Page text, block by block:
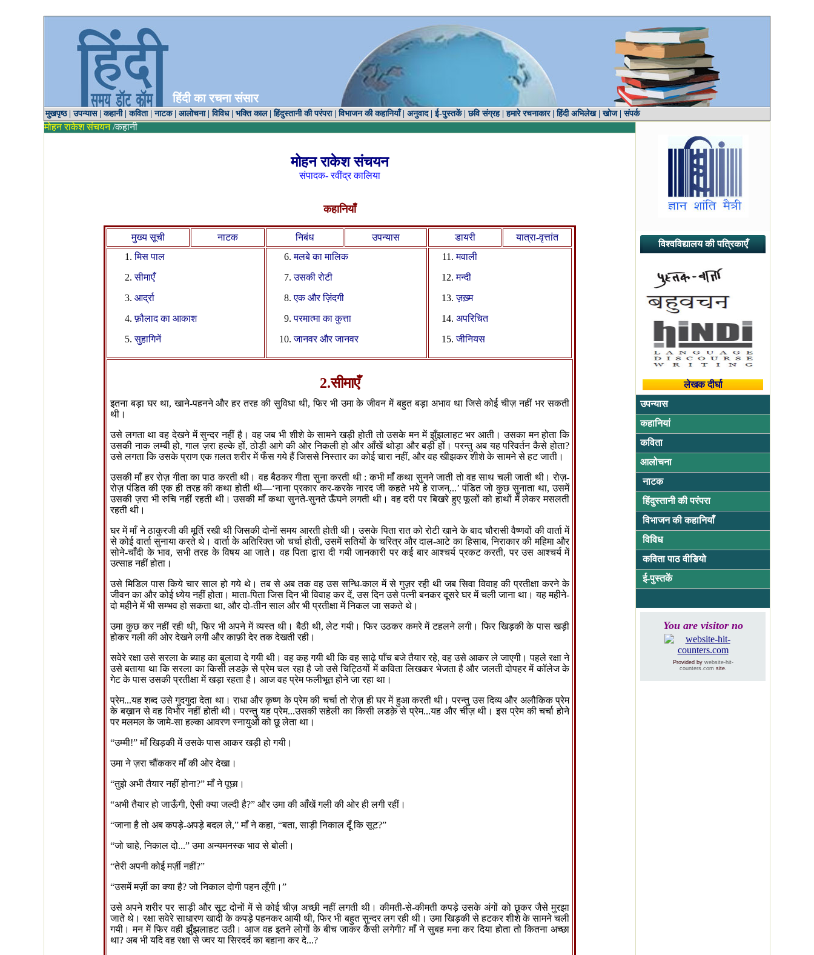
हिंदी का रचना संसार
मुखपृष्ठ|उपन्यास|कहानी|कविता|नाटक| आलोचना|विविध| भक्ति काल|हिंदुस्तानी की परंपरा|विभाजन की कहानियाँ| अनुवाद|ई-पुस्तकें|छवि संग्रह|हमारे रचनाकार|हिंदी अभिलेख|खोज|संपर्क
मोहन राकेश संचयन /कहानी
विश्वविद्यालय की पत्रिकाएँ
लेखक दीर्घा
उपन्यास
कहानियां
कविता
आलोचना
नाटक
हिंदुस्तानी की परंपरा
विभाजन की कहानियाँ
विविध
कविता पाठ वीडियो
ई-पुस्तकें
You are visitor no
Provided by website-hit-
counters.com site.
मोहन राकेश संचयन
संपादक- रवींद्र कालिया
कहानियाँ
मुख्य सूची नाटक निबंध उपन्यास डायरी
यात्रा-वृत्तांत
मिस पाल
सीमाएँ
आर्द्रा
फ़ौलादका आकाश
सुहागिनें
मलबे का मालिक
उसकी रोटी
एक और ज़िंदगी
परमात्मा का कुत्ता
जानवर और जानवर
मवाली
मन्दी
ज़ख़्म
अपरिचित
जीनियस
2.सीमाएँ
इतना बड़ा घर था,खाने-पहनने और हर तरह की सुविधा थी,फिर भी उमा के जीवन में बहुत बड़ा अभाव था जिसे कोई चीज़ नहीं भर सकती
थी।
उसे लगता था वह देखने में सुन्दर नहीं है। वह जब भी शीशे के सामने खड़ी होती तो उसके मन में झुँझलाहट भर आती। उसका मन होता कि
उसकी नाक लम्बी हो,गाल ज़रा हल्के हों,ठोड़ी आगे की ओर निकली हो और आँखें थोड़ा और बड़ी हों। परन्तु अब यह परिवर्तन कैसे होता?
उसे लगता कि उसके प्राण एक ग़लत शरीर में फँस गये हैं जिससे निस्तार का कोई चारा नहीं, और वह खीझकर शीशे के सामने से हट जाती।
उसकी माँ हर रोज़ गीता का पाठ करती थी। वह बैठकर गीता सुना करती थी : कभी माँ कथा सुनने जाती तो वह साथ चली जाती थी। रोज़-
रोज़ पंडित की एक ही तरह की कथा होती थी—‘नाना प्रकार कर-करके नारद जी कहते भये हे राजन्‌...’पंडित जो कुछ सुनाता था,उसमें
उसकी ज़रा भी रुचि नहीं रहती थी। उसकी माँ कथा सुनते-सुनते ऊँघने लगती थी। वह दरी पर बिखरे हुए फूलों को हाथों में लेकर मसलती
रहती थी।
घर में माँ ने ठाकुरजी की मूर्ति रखी थी जिसकी दोनों समय आरती होती थी। उसके पिता रात को रोटी खाने के बाद चौरासी वैष्णवों की वार्ता में
से कोई वार्ता सुनाया करते थे। वार्ता के अतिरिक्त जो चर्चा होती,उसमें सतियों के चरित्र और दाल-आटे का हिसाब,निराकार की महिमा और
सोने-चाँदी के भाव,सभी तरह के विषय आ जाते। वह पिता द्वारा दी गयी जानकारी पर कई बार आश्चर्य प्रकट करती,पर उस आश्चर्य में
उत्साह नहीं होता।
उसे मिडिल पास किये चार साल हो गये थे। तब से अब तक वह उस सन्धि-काल में से गुज़र रही थी जब सिवा विवाह की प्रतीक्षा करने के
जीवन का और कोई ध्येय नहीं होता। माता-पिता जिस दिन भी विवाह कर दें,उस दिन उसे पत्नी बनकर दूसरे घर में चली जाना था। यह महीने-
दो महीने में भी सम्भव हो सकता था, और दो-तीन साल और भी प्रतीक्षा में निकल जा सकते थे।
उमा कुछ कर नहीं रही थी,फिर भी अपने में व्यस्त थी। बैठी थी,लेट गयी। फिर उठकर कमरे में टहलने लगी। फिर खिड़की के पास खड़ी
होकर गली की ओर देखने लगी और काफ़ी देर तक देखती रही।
सवेरे रक्षा उसे सरला के ब्याह का बुलावा दे गयी थी। वह कह गयी थी कि वह साढ़े पाँच बजे तैयार रहे,वह उसे आकर ले जाएगी। पहले रक्षा ने
उसे बताया था कि सरला का किसी लडक़े से प्रेम चल रहा है जो उसे चिट्ठियों में कविता लिखकर भेजता है और जलती दोपहर में कॉलेज के
गेट के पास उसकी प्रतीक्षा में खड़ा रहता है। आज वह प्रेम फलीभूत होने जा रहा था।
प्रेम...यह शब्द उसे गुदगुदा देता था। राधा और कृष्ण के प्रेम की चर्चा तो रोज़ ही घर में हुआ करती थी। परन्तु उस दिव्य और अलौकिक प्रेम
के बख़ान से वह विभोर नहीं होती थी। परन्तु यह प्रेम...उसकी सहेली का किसी लडक़े से प्रेम...यह और चीज़ थी। इस प्रेम की चर्चा होने
पर मलमल के जामे-सा हल्का आवरण स्नायुओं को छू लेता था।
“उम्मी!”माँ खिड़की में उसके पास आकर खड़ी हो गयी।
उमा ने ज़रा चौंककर माँ की ओर देखा।
“तुझे अभी तैयार नहीं होना?”माँ ने पूछा।
“अभी तैयार हो जाऊँगी,ऐसी क्या जल्दी है?” और उमा की आँखें गली की ओर ही लगी रहीं।
“जाना है तो अब कपड़े-अपड़े बदल ले,”माँ ने कहा, “बता,साड़ी निकाल दूँ कि सूट?”
“जो चाहे,निकाल दो...”उमा अन्यमनस्क भाव से बोली।
“तेरी अपनी कोई मर्ज़ी नहीं?”
“उसमें मर्ज़ी का क्या है?जो निकाल दोगी पहन लूँगी। ”
उसे अपने शरीर पर साड़ी और सूट दोनों में से कोई चीज़ अच्छी नहीं लगती थी। कीमती-से-कीमती कपड़े उसके अंगों को छूकर जैसे मुरझा
जाते थे। रक्षा सवेरे साधारण खादी के कपड़े पहनकर आयी थी,फिर भी बहुत सुन्दर लग रही थी। उमा खिड़की से हटकर शीशे के सामने चली
गयी। मन में फिर वही झुँझलाहट उठी। आज वह इतने लोगों के बीच जाकर कैसी लगेगी?माँ ने सुबह मना कर दिया होता तो कितना अच्छा
था? अब भी यदि वह रक्षा से ज्वर या सिरदर्द का बहाना कर दे...?